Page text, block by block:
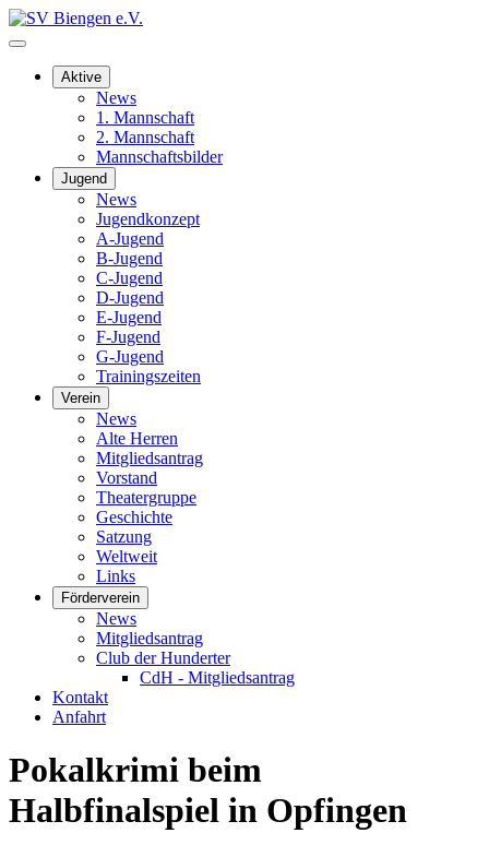
Aktive
News
1. Mannschaft
2. Mannschaft
Mannschaftsbilder
Jugend
News
Jugendkonzept
A-Jugend
B-Jugend
C-Jugend
D-Jugend
E-Jugend
F-Jugend
G-Jugend
Trainingszeiten
Verein
News
Alte Herren
Mitgliedsantrag
Vorstand
Theatergruppe
Geschichte
Satzung
Weltweit
Links
Förderverein
News
Mitgliedsantrag
Club der Hunderter
CdH - Mitgliedsantrag
Kontakt
Anfahrt
Pokalkrimi beim
Halbfinalspiel in Opfingen